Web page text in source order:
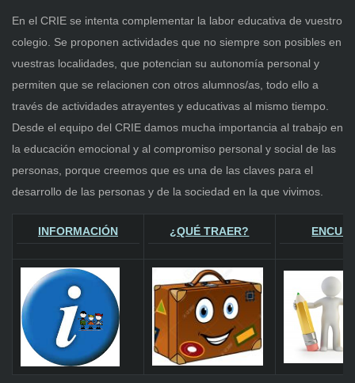
En el CRIE se intenta complementar la labor educativa de vuestro
colegio. Se proponen actividades que no siempre son posibles en
vuestras localidades, que potencian su autonomía personal y
permiten que se relacionen con otros alumnos/as, todo ello a
través de actividades atrayentes y educativas al mismo tiempo.
Desde el equipo del CRIE damos mucha importancia al trabajo en
la educación emocional y al compromiso personal y social de las
personas, porque creemos que es una de las claves para el
desarrollo de las personas y de la sociedad en la que vivimos.
INFORMACIÓN ¿QUÉ TRAER?